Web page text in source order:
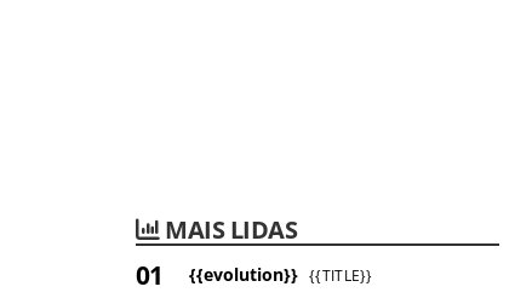
MAIS LIDAS
{{evolution}} {{TITLE}}